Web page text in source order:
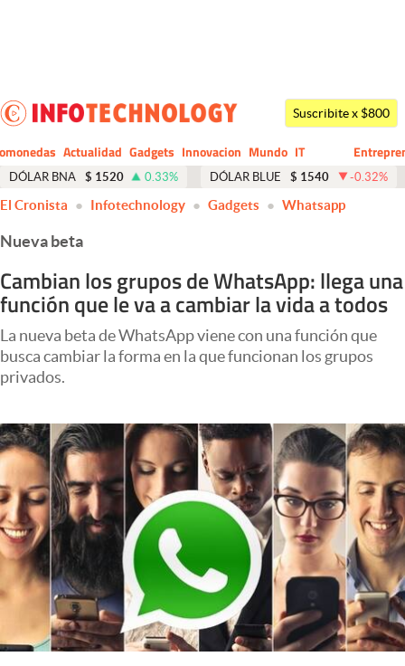
Dólar
Economía y Política
Finanzas y Mercados
Mercados Online
Negocios
Columnistas
Apertura
Clase
Clima
Mundial 2026
Eventos Corporativos
El Cronista Studio
abre en nueva pestaña
Suscribite x $800
Actualidad Gadgets Innovacion Mundo
CIO
IT
Business
DÓLAR BNA $ 1520 0.33% DÓLAR BLUE $ 1540 -0.32%
El Cronista Infotechnology Gadgets Whatsapp
Nueva beta
Cambian los grupos de WhatsApp: llega una
función que le va a cambiar la vida a todos
La nueva beta de WhatsApp viene con una función que
busca cambiar la forma en la que funcionan los grupos
privados.